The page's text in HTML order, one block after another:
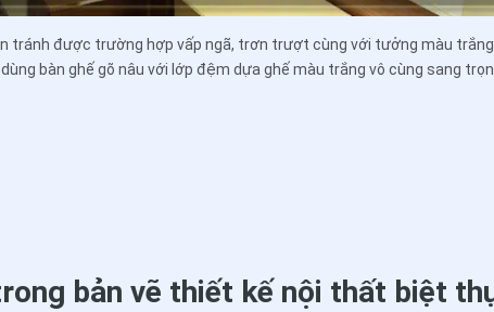
tránh được trường hợp vấp ngã, trơn trượt cùng với tưởng màu
bàn ghế gõ nâu với lớp đệm dựa ghế màu trắng vô cùng sang
bản vẽ thiết kế nội thất biệt